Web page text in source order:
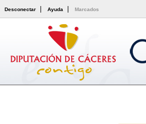
Desconectar Ayuda Marcados